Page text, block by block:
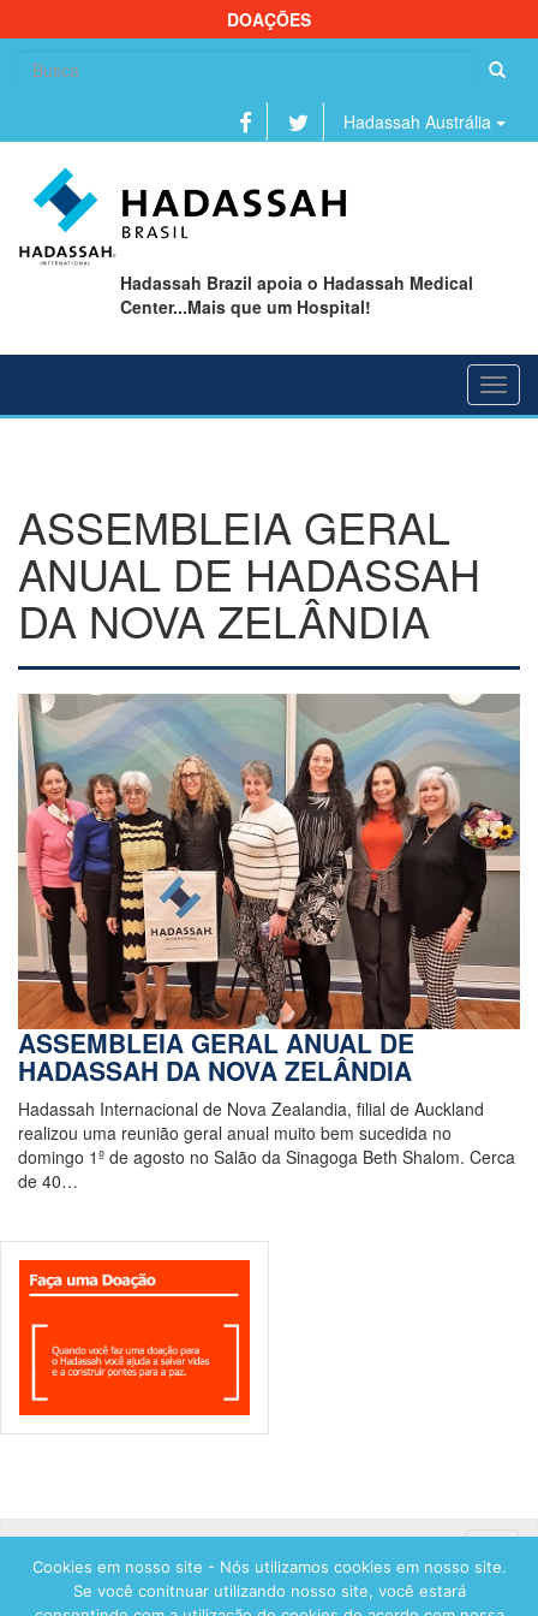
DOAÇÕES
Hadassah Austrália
Hadassah Brazil apoia o Hadassah Medical
Center...Mais que um Hospital!
ASSEMBLEIA GERAL
ANUAL DE HADASSAH
DA NOVA ZELÂNDIA
ASSEMBLEIA GERAL ANUAL DE
HADASSAH DA NOVA ZELÂNDIA
Hadassah Internacional de Nova Zealandia, filial de Auckland
realizou uma reunião geral anual muito bem sucedida no
domingo 1º de agosto no Salão da Sinagoga Beth Shalom. Cerca
de 40…
Cookies em nosso site - Nós utilizamos cookies em nosso site.
Se você conitnuar utilizando nosso site, você estará